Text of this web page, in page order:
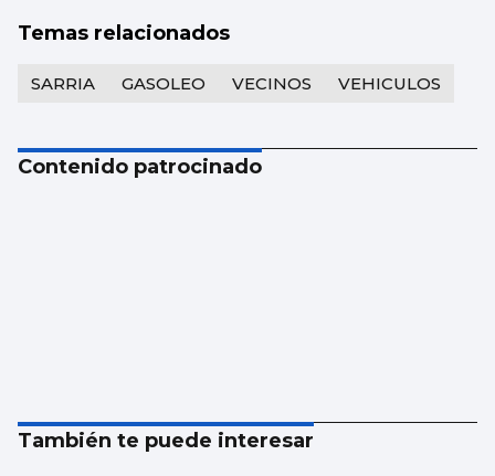
Temas relacionados
SARRIA GASOLEO VECINOS VEHICULOS
Contenido patrocinado
También te puede interesar